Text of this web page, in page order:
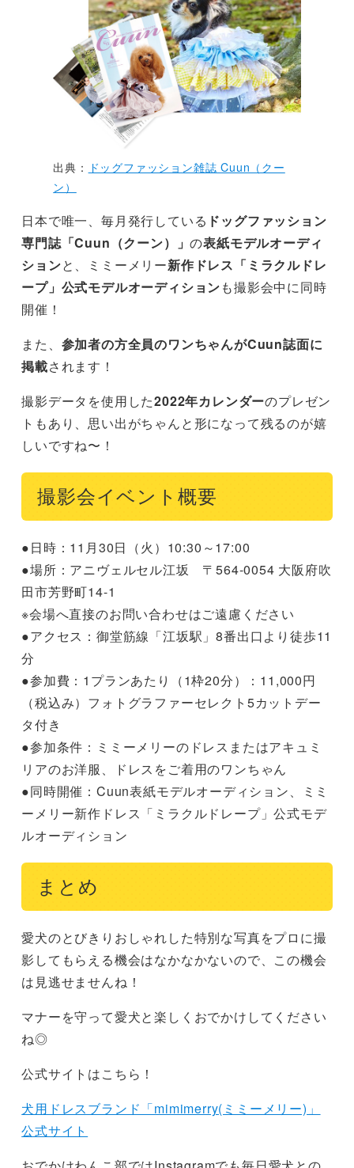
出典： ドッグファッション雑誌 Cuun（クー
ン）
日本で唯一、毎月発行している ドッグファッション
専門誌「Cuun（クーン）」の表紙モデルオーディ
ションと、ミミーメリー新作ドレス「ミラクルドレ
ープ」公式モデルオーディションも撮影会中に同時
開催！
また、 参加者の方全員のワンちゃんがCuun誌面に
掲載されます！
撮影データを使用した2022年カレンダーのプレゼン
トもあり、思い出がちゃんと形になって残るのが嬉
しいですね〜！
撮影会イベント概要
●日時：11月30日（火）10:30～17:00
●場所：アニヴェルセル江坂 〒564-0054 大阪府吹
田市芳野町14-1
※会場へ直接のお問い合わせはご遠慮ください
●アクセス：御堂筋線「江坂駅」8番出口より徒歩11
分
●参加費：1プランあたり（1枠20分）：11,000円
（税込み）フォトグラファーセレクト5カットデー
タ付き
●参加条件：ミミーメリーのドレスまたはアキュミ
リアのお洋服、ドレスをご着用のワンちゃん
●同時開催：Cuun表紙モデルオーディション、ミミ
ーメリー新作ドレス「ミラクルドレープ」公式モデ
ルオーディション
まとめ
愛犬のとびきりおしゃれした特別な写真をプロに撮
影してもらえる機会はなかなかないので、この機会
は見逃せませんね！
マナーを守って愛犬と楽しくおでかけしてください
ね◎
公式サイトはこちら！
犬用ドレスブランド「mimimerry(ミミーメリー)」
公式サイト